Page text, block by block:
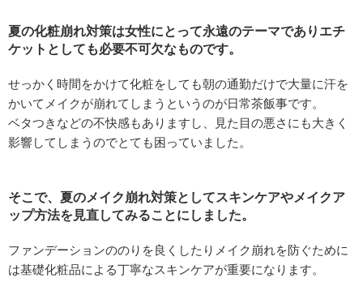
夏の化粧崩れ対策は女性にとって永遠のテーマでありエチ
ケットとしても必要不可欠なものです。
せっかく時間をかけて化粧をしても朝の通勤だけで大量に汗を
かいてメイクが崩れてしまうというのが日常茶飯事です。
ベタつきなどの不快感もありますし、見た目の悪さにも大きく
影響してしまうのでとても困っていました。
そこで、夏のメイク崩れ対策としてスキンケアやメイクア
ップ方法を見直してみることにしました。
ファンデーションののりを良くしたりメイク崩れを防ぐために
は基礎化粧品による丁寧なスキンケアが重要になります。